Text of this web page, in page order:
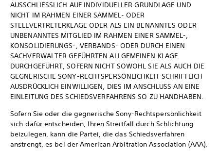
AUSSCHLIESSLICH AUF INDIVIDUELLER GRUNDLAGE UND
NICHT IM RAHMEN EINER SAMMEL- ODER
STELLVERTRETERKLAGE ODER ALS EIN BENANNTES ODER
UNBENANNTES MITGLIED IM RAHMEN EINER SAMMEL-,
KONSOLIDIERUNGS-, VERBANDS- ODER DURCH EINEN
SACHVERWALTER GEFÜHRTEN ALLGEMEINEN KLAGE
DURCHGEFÜHRT, SOFERN NICHT SOWOHL SIE ALS AUCH DIE
GEGNERISCHE SONY-RECHTSPERSÖNLICHKEIT SCHRIFTLICH
AUSDRÜCKLICH EINWILLIGEN, DIES IM ANSCHLUSS AN EINE
EINLEITUNG DES SCHIEDSVERFAHRENS SO ZU HANDHABEN.
Sofern Sie oder die gegnerische Sony-Rechtspersönlichkeit
sich dafür entscheiden, Ihren Streitfall durch Schlichtung
beizulegen, kann die Partei, die das Schiedsverfahren
anstrengt, es bei der American Arbitration Association (AAA),